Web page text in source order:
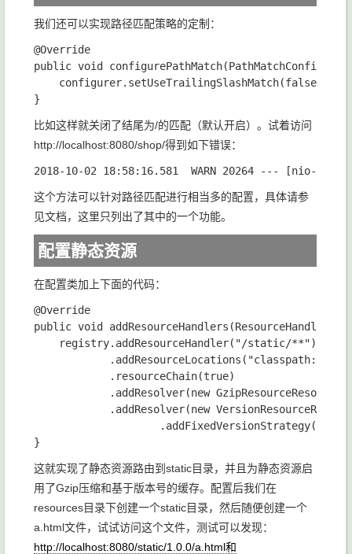
我们还可以实现路径匹配策略的定制：
@Override
public void
    configurer.setUseTrailingSlashMatch(false);
比如这样就关闭了结尾为/的匹配（默认开启）。试着访问
http://localhost:8080/shop/得到如下错误：
这个方法可以针对路径匹配进行相当多的配置，具体请参
见文档，这里只列出了其中的一个功能。
配置静态资源
在配置类加上下面的代码：
@Override
public void
    registry.addResourceHandler("/static/**")
.addResourceLocations("classpath:/
            .resourceChain(true)
.addResolver(new
.addResolver(new
这就实现了静态资源路由到static目录，并且为静态资源启
用了Gzip压缩和基于版本号的缓存。配置后我们在
resources目录下创建一个static目录，然后随便创建一个
a.html文件，试试访问这个文件，测试可以发现：
http://localhost:8080/static/1.0.0/a.html和